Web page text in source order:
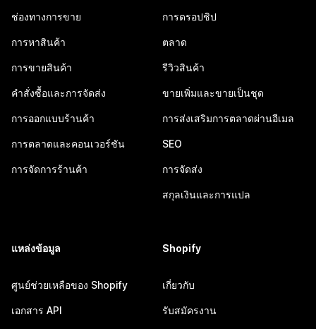
ช่องทางการขาย
การหาสินค้า
การขายสินค้า
คำสั่งซื้อและการจัดส่ง
การออกแบบร้านค้า
การตลาดและคอนเวอร์ชัน
การจัดการร้านค้า
การดรอปชิป
ตลาด
รีวิวสินค้า
ขายเพิ่มและขายเป็นชุด
การส่งเสริมการตลาดผ่านอีเมล
SEO
การจัดส่ง
สกุลเงินและการแปล
แหล่งข้อมูล
ศูนย์ช่วยเหลือของ Shopify
เอกสาร API
Shopify
เกี่ยวกับ
รับสมัครงาน